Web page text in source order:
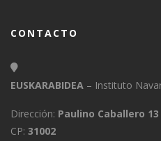
CONTACTO
EUSKARABIDEA – Instituto
Dirección: Paulino Caballero 13
CP: 31002